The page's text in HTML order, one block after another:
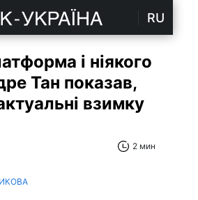
RU
і ніякого
Тан показав,
взимку
2 мин